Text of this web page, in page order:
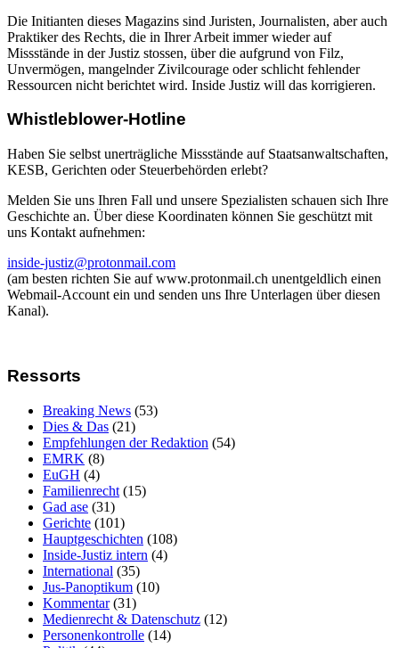
Die Initianten dieses Magazins sind Juristen, Journalisten, aber auch
Praktiker des Rechts, die in Ihrer Arbeit immer wieder auf
Missstände in der Justiz stossen, über die aufgrund von Filz,
Unvermögen, mangelnder Zivilcourage oder schlicht fehlender
Ressourcen nicht berichtet wird. Inside Justiz will das korrigieren.
Whistleblower-Hotline
Haben Sie selbst unerträgliche Missstände auf Staatsanwaltschaften,
KESB, Gerichten oder Steuerbehörden erlebt?
Melden Sie uns Ihren Fall und unsere Spezialisten schauen sich Ihre
Geschichte an. Über diese Koordinaten können Sie geschützt mit
uns Kontakt aufnehmen:
inside-justiz@protonmail.com
(am besten richten Sie auf www.protonmail.ch unentgeldlich einen
Webmail-Account ein und senden uns Ihre Unterlagen über diesen
Kanal).
Ressorts
Breaking News (53)
Dies & Das (21)
Empfehlungen der Redaktion (54)
EMRK (8)
EuGH (4)
Familienrecht (15)
Gad ase (31)
Gerichte (101)
Hauptgeschichten (108)
Inside-Justiz intern (4)
International (35)
Jus-Panoptikum (10)
Kommentar(31)
Medienrecht & Datenschutz (12)
Personenkontrolle (14)